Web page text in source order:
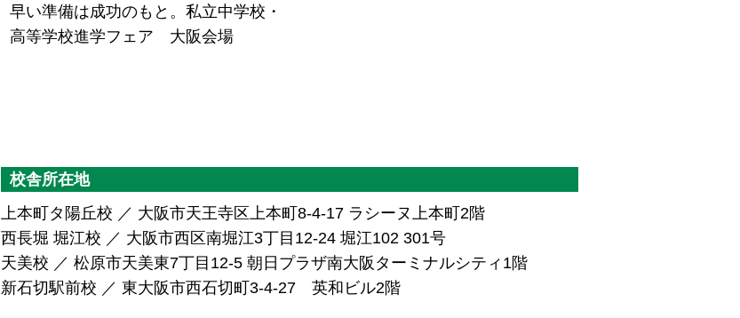
早い準備は成功のもと。私立中学校・
高等学校進学フェア 大阪会場
校舎所在地
上本町タ陽丘校 ／ 大阪市天王寺区上本町8-4-17 ラシーヌ上本町2階
西長堀 堀江校 ／ 大阪市西区南堀江3丁目12-24 堀江102 301号
天美校 ／ 松原市天美東7丁目12-5 朝日プラザ南大阪ターミナルシティ1階
新石切駅前校 ／ 東大阪市西石切町3-4-27 英和ビル2階